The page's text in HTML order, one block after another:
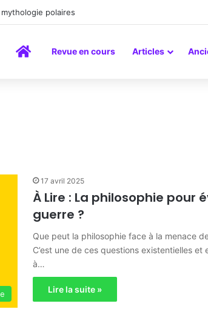
polaires
AccueilRevue en cours Articles
17 avril 2025
À Lire : La philosophie pour
guerre ?
Que peut la philosophie face à la menace
C’est une de ces questions existentielles et
à…
Lire la suite »